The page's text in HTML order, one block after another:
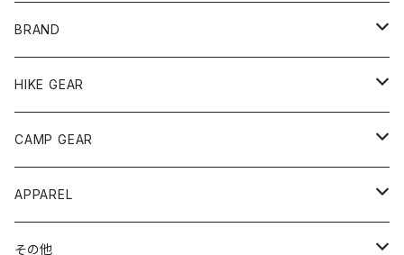
BRAND
andwander
ANOBA
AO COOLERS
asobito
HIKE GEAR
テント、シェルター
バックパック
ポーチ／サコッシュ
CAMP GEAR
テント、タープ
テント、シェルター
スリーピングギア
APPAREL
トップス
その他